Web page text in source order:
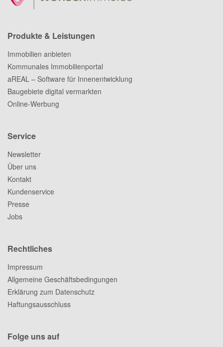
Produkte & Leistungen
Immobilien anbieten
Kommunales Immobilienportal
aREAL – Software für Innenentwicklung
Baugebiete digital vermarkten
Online-Werbung
Service
Newsletter
Über uns
Kontakt
Kundenservice
Presse
Jobs
Rechtliches
Impressum
Allgemeine Geschäftsbedingungen
Erklärung zum Datenschutz
Haftungsausschluss
Folge uns auf